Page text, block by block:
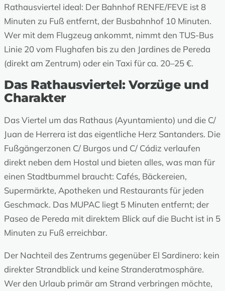
Rathausviertel ideal: Der Bahnhof RENFE/FEVE ist 8
Minuten zu Fuß entfernt, der Busbahnhof 10 Minuten.
Wer mit dem Flugzeug ankommt, nimmt den TUS-Bus
Linie 20 vom Flughafen bis zu den Jardines de Pereda
(direkt am Zentrum) oder ein Taxi für ca. 20–25 €.
Das Rathausviertel: Vorzüge und
Charakter
Das Viertel um das Rathaus (Ayuntamiento) und die C/
Juan de Herrera ist das eigentliche Herz Santanders. Die
Fußgängerzonen C/ Burgos und C/ Cádiz verlaufen
direkt neben dem Hostal und bieten alles, was man für
einen Stadtbummel braucht: Cafés, Bäckereien,
Supermärkte, Apotheken und Restaurants für jeden
Geschmack. Das MUPAC liegt 5 Minuten entfernt; der
Paseo de Pereda mit direktem Blick auf die Bucht ist in 5
Minuten zu Fuß erreichbar.
Der Nachteil des Zentrums gegenüber El Sardinero: kein
direkter Strandblick und keine Stranderatmosphäre.
Wer den Urlaub primär am Strand verbringen möchte,